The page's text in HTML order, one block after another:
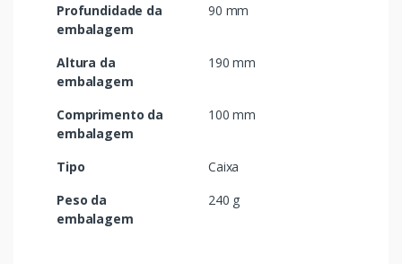
Profundidade da
embalagem
90 mm
Altura da
embalagem
190 mm
Comprimento da
embalagem
100 mm
Tipo
Caixa
Peso da
embalagem
240 g